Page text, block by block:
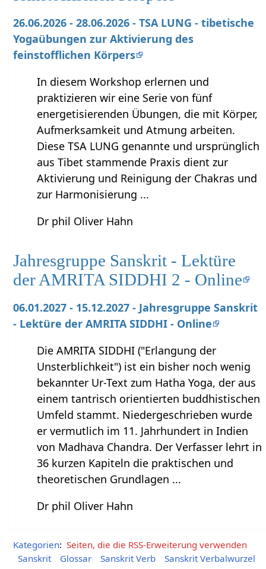
26.06.2026 - 28.06.2026 - TSA LUNG - tibetische
Yogaübungen zur Aktivierung des
feinstofflichen Körpers
In diesem Workshop erlernen und
praktizieren wir eine Serie von fünf
energetisierenden Übungen, die mit Körper,
Aufmerksamkeit und Atmung arbeiten.
Diese TSA LUNG genannte und ursprünglich
aus Tibet stammende Praxis dient zur
Aktivierung und Reinigung der Chakras und
zur Harmonisierung ...
Dr phil Oliver Hahn
Jahresgruppe Sanskrit - Lektüre
der AMRITA SIDDHI 2 - Online
06.01.2027 - 15.12.2027 - Jahresgruppe Sanskrit
- Lektüre der AMRITA SIDDHI - Online
Die AMRITA SIDDHI ("Erlangung der
Unsterblichkeit") ist ein bisher noch wenig
bekannter Ur-Text zum Hatha Yoga, der aus
einem tantrisch orientierten buddhistischen
Umfeld stammt. Niedergeschrieben wurde
er vermutlich im 11. Jahrhundert in Indien
von Madhava Chandra. Der Verfasser lehrt in
36 kurzen Kapiteln die praktischen und
theoretischen Grundlagen ...
Dr phil Oliver Hahn
Kategorien: Seiten, die die RSS-Erweiterung verwenden
Sanskrit
Glossar Sanskrit Verb
Sanskrit Verbalwurzel